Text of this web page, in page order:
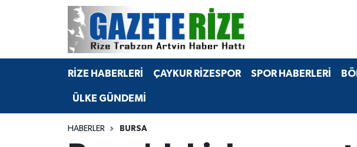
RİZE HABERLERİ ÇAYKUR RİZESPOR SPOR HABERLERİ
ÜLKE GÜNDEMİ
HABERLER BURSA
BÖLGEMİZ
Merkez Nöbetçi Eczaneler
Merkez Hava Durumu
Merkez Trafik Yoğunluk Haritası